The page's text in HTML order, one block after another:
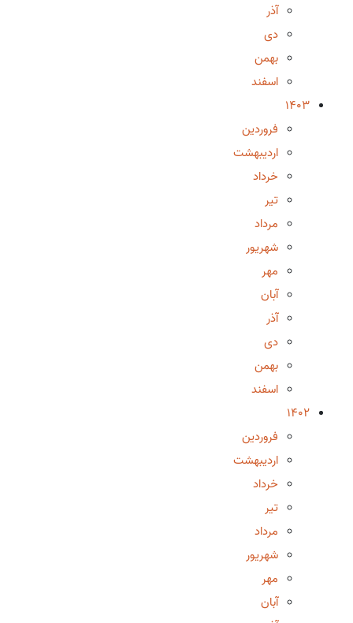
آذر
دی
بهمن
اسفند
1403
فروردین
اردیبهشت
خرداد
تیر
مرداد
شهریور
مهر
آبان
آذر
دی
بهمن
اسفند
1402
فروردین
اردیبهشت
خرداد
تیر
مرداد
شهریور
مهر
آبان